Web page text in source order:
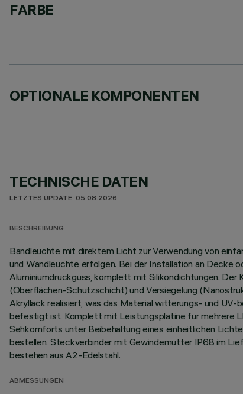
FARBE
OPTIONALE KOMPONENTEN
TECHNISCHE DATEN
LETZTES UPDATE: 05.08.2026
BESCHREIBUNG
Bandleuchte mit direktem Licht zur Verwendung von
und Wandleuchte erfolgen. Bei der Installation an Decke
Aluminiumdruckguss, komplett mit Silikondichtungen.
(Oberflächen-Schutzschicht) und Versiegelung
Akryllack realisiert, was das Material witterungs- und UV-
befestigt ist. Komplett mit Leistungsplatine für mehrere
Sehkomforts unter Beibehaltung eines einheitlichen
bestellen. Steckverbinder mit Gewindemutter IP68 im
bestehen aus A2-Edelstahl.
ABMESSUNGEN